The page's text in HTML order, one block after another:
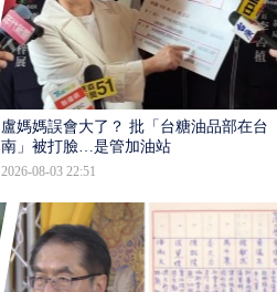
盧媽媽誤會大了？ 批「台糖油品部在台
南」被打臉…是管加油站
2026-08-03 22:51